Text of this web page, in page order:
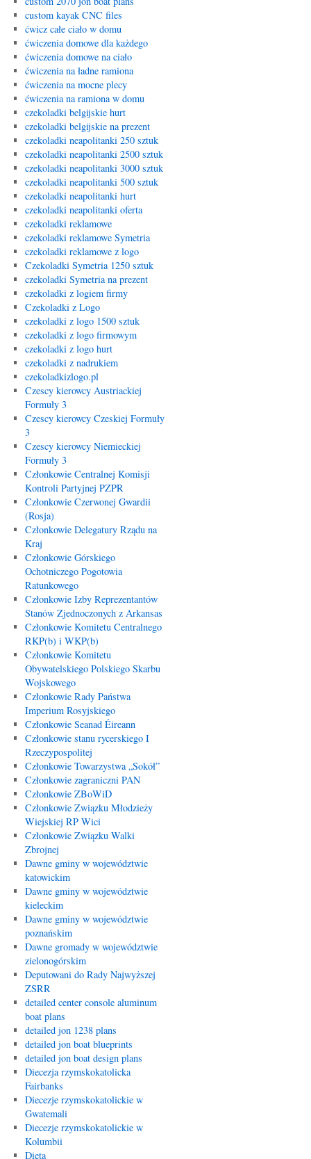
custom kayak CNC files
ćwicz całe ciało w domu
ćwiczenia domowe dla każdego
ćwiczenia domowe na ciało
ćwiczenia na ładne ramiona
ćwiczenia na mocne plecy
ćwiczenia na ramiona w domu
czekoladki belgijskie hurt
czekoladki belgijskie na prezent
czekoladki neapolitanki 250 sztuk
czekoladki neapolitanki 2500 sztuk
czekoladki neapolitanki 3000 sztuk
czekoladki neapolitanki 500 sztuk
czekoladki neapolitanki hurt
czekoladki neapolitanki oferta
czekoladki reklamowe
czekoladki reklamowe Symetria
czekoladki reklamowe z logo
Czekoladki Symetria 1250 sztuk
czekoladki Symetria na prezent
czekoladki z logiem firmy
Czekoladki z Logo
czekoladki z logo 1500 sztuk
czekoladki z logo firmowym
czekoladki z logo hurt
czekoladki z nadrukiem
czekoladkizlogo.pl
Czescy kierowcy Austriackiej
Formuły 3
Czescy kierowcy Czeskiej Formuły
3
Czescy kierowcy Niemieckiej
Formuły 3
Członkowie Centralnej Komisji
Kontroli Partyjnej PZPR
Członkowie Czerwonej Gwardii
(Rosja)
Członkowie Delegatury Rządu na
Kraj
Członkowie Górskiego
Ochotniczego Pogotowia
Ratunkowego
Członkowie Izby Reprezentantów
Stanów Zjednoczonych z Arkansas
Członkowie Komitetu Centralnego
RKP(b) i WKP(b)
Członkowie Komitetu
Obywatelskiego Polskiego Skarbu
Wojskowego
Członkowie Rady Państwa
Imperium Rosyjskiego
Członkowie Seanad Éireann
Członkowie stanu rycerskiego I
Rzeczypospolitej
Członkowie Towarzystwa „Sokół”
Członkowie zagraniczni PAN
Członkowie ZBoWiD
Członkowie Związku Młodzieży
Wiejskiej RP Wici
Członkowie Związku Walki
Zbrojnej
Dawne gminy w województwie
katowickim
Dawne gminy w województwie
kieleckim
Dawne gminy w województwie
poznańskim
Dawne gromady w województwie
zielonogórskim
Deputowani do Rady Najwyższej
ZSRR
detailed center console aluminum
boat plans
detailed jon 1238 plans
detailed jon boat blueprints
detailed jon boat design plans
Diecezja rzymskokatolicka
Fairbanks
Diecezje rzymskokatolickie w
Gwatemali
Diecezje rzymskokatolickie w
Kolumbii
Dieta